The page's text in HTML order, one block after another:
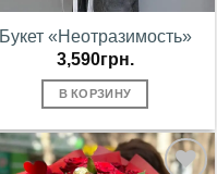
Букет «Неотразимость»
3,590грн.
В КОРЗИНУ